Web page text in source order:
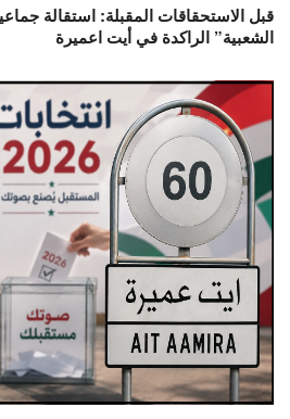
قبل الاستحقاقات المقبلة: استقالة
الشعبية” الراكدة في أيت اعميرة